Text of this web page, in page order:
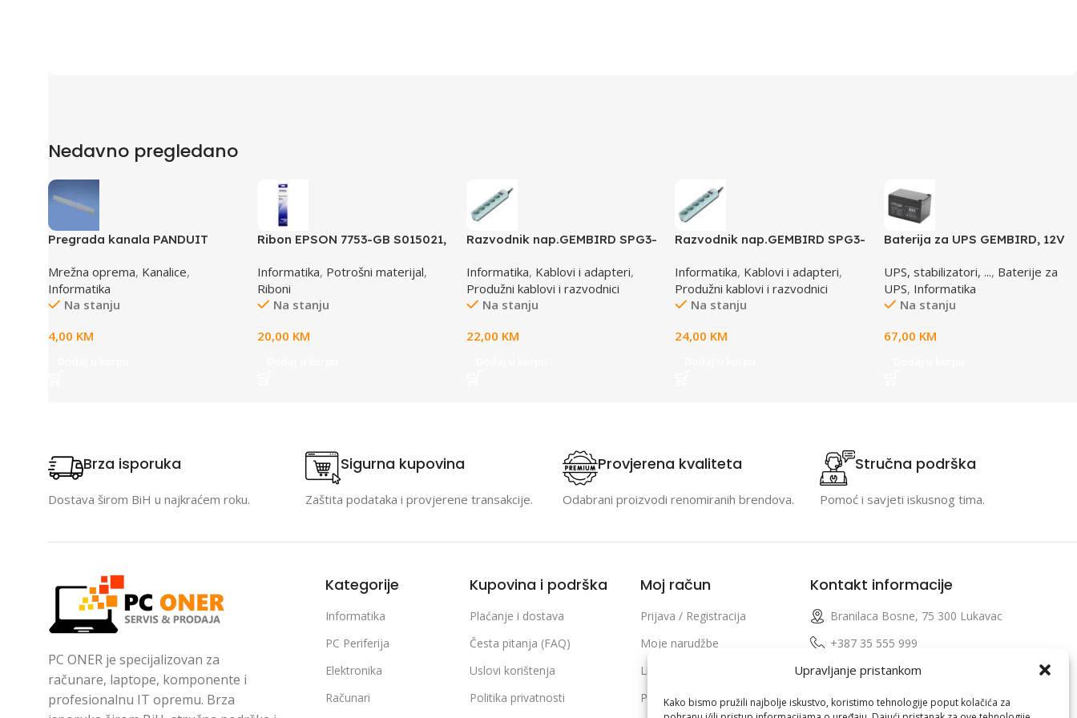
Upravljanje pristankom
Kako bismo pružili najbolje iskustvo, koristimo tehnologije poput kolačića za
Nedavno pregledano
Pregrada kanala PANDUIT
Mrežna oprema, Kanalice,
Informatika
Na stanju
4,00 KM
Ribon EPSON 7753-GB S015021,
(A4)S015633
Informatika, Potrošni materijal,
Riboni
Na stanju
20,00 KM
Razvodnik nap.GEMBIRD SPG3-
osigurač, prenaponska zaštita
Informatika, Kablovi i adapteri,
Produžni kablovi i razvodnici
Na stanju
22,00 KM
Razvodnik nap.GEMBIRD SPG3-
osigurač, prenaponska zaštita
Informatika, Kablovi i adapteri,
Produžni kablovi i razvodnici
Na stanju
24,00 KM
Baterija za UPS GEMBIRD, 12V
UPS, stabilizatori, ..., Baterije za
UPS, Informatika
Na stanju
67,00 KM
Brza isporuka
Dostava širom BiH u najkraćem roku.
Sigurna kupovina
Zaštita podataka i provjerene transakcije.
Provjerena kvaliteta
Odabrani proizvodi renomiranih brendova.
Stručna podrška
Pomoć i savjeti iskusnog tima.
PC ONER je specijalizovan za
računare, laptope, komponente i
profesionalnu IT opremu. Brza
Kategorije
Informatika
PC Periferija
Elektronika
Računari
Kupovina i podrška
Plaćanje i dostava
Česta pitanja (FAQ)
Uslovi korištenja
Politika privatnosti
Moj račun
Prijava / Registracija
Moje narudžbe
Lista želja
Poređenje proizvoda
Kontakt informacije
Branilaca Bosne, 75 300 Lukavac
+387 35 555 999
info@pconer.ba
ID: 4210115760008